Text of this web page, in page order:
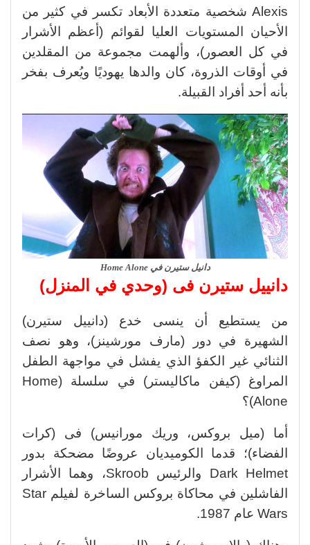
Alexis شخصية متعددة الأبعاد تكسر في كثير من
الأحيان المستويات العليا لقوائم (أعظم الأشرار
في كل العصور)، وألهمت مجموعة من المقلدين
في أوقات الذروة، كان والدها يهوديًا ويُعرف بفخر
بأنه أحد أفراد القبيلة.
دانيل ستيرن في Home Alone
دانييل ستيرن فى (وحدي في المنزل)
من يستطيع أن ينسى خدع (دانييل ستيرن)
الشهيرة في دور (مارف مورشينز)، وهو نصف
الثنائي غير الكفؤ الذي يفشل في مواجهة الطفل
المراوغ (كيفن ماكاليستر) في سلسلة (Home
Alone)؟
أما (ميل بروكس، وريك مورانيس) فى (كرات
الفضاء)؛ قدما الكوميديان عروضًا مضحكة بدور
Dark Helmet والرئيس Skroob، وهما الأشرار
الفاشلين في محاكاة بروكس الساخرة لفيلم Star
Wars عام 1987.